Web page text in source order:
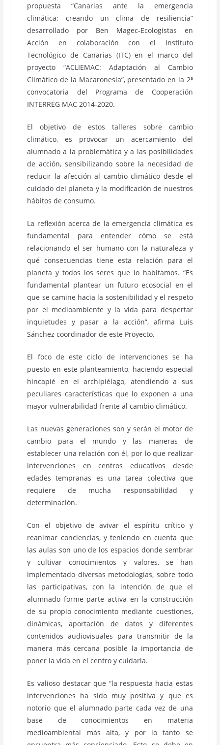
propuesta “Canarias ante la emergencia
climática: creando un clima de resiliencia”
desarrollado por Ben Magec-Ecologistas en
Acción en colaboración con el Instituto
Tecnológico de Canarias (ITC) en el marco del
proyecto “ACLIEMAC: Adaptación al Cambio
Climático de la Macaronesia”, presentado en la 2ª
convocatoria del Programa de Cooperación
INTERREG MAC 2014-2020.
El objetivo de estos talleres sobre cambio
climático, es provocar un acercamiento del
alumnado a la problemática y a las posibilidades
de acción, sensibilizando sobre la necesidad de
reducir la afección al cambio climático desde el
cuidado del planeta y la modificación de nuestros
hábitos de consumo.
La reflexión acerca de la emergencia climática es
fundamental para entender cómo se está
relacionando el ser humano con la naturaleza y
qué consecuencias tiene esta relación para el
planeta y todos los seres que lo habitamos. “Es
fundamental plantear un futuro ecosocial en el
que se camine hacia la sostenibilidad y el respeto
por el medioambiente y la vida para despertar
inquietudes y pasar a la acción”, afirma Luis
Sánchez coordinador de este Proyecto.
El foco de este ciclo de intervenciones se ha
puesto en este planteamiento, haciendo especial
hincapié en el archipiélago, atendiendo a sus
peculiares características que lo exponen a una
mayor vulnerabilidad frente al cambio climático.
Las nuevas generaciones son y serán el motor de
cambio para el mundo y las maneras de
establecer una relación con él, por lo que realizar
intervenciones en centros educativos desde
edades tempranas es una tarea colectiva que
requiere de mucha responsabilidad y
determinación.
Con el objetivo de avivar el espíritu crítico y
reanimar conciencias, y teniendo en cuenta que
las aulas son uno de los espacios donde sembrar
y cultivar conocimientos y valores, se han
implementado diversas metodologías, sobre todo
las participativas, con la intención de que el
alumnado forme parte activa en la construcción
de su propio conocimiento mediante cuestiones,
dinámicas, aportación de datos y diferentes
contenidos audiovisuales para transmitir de la
manera más cercana posible la importancia de
poner la vida en el centro y cuidarla.
Es valioso destacar que “la respuesta hacia estas
intervenciones ha sido muy positiva y que es
notorio que el alumnado parte cada vez de una
base de conocimientos en materia
medioambiental más alta, y por lo tanto se